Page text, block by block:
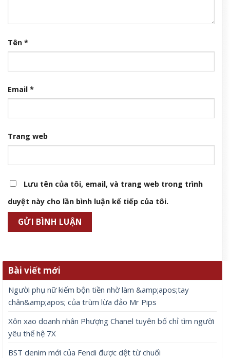
Tên *
Email *
Trang web
Lưu tên của tôi, email, và trang web trong trình
duyệt này cho lần bình luận kế tiếp của tôi.
Bài viết mới
Người phụ nữ kiếm bộn tiền nhờ làm &amp;apos;tay
chân&amp;apos; của trùm lừa đảo Mr Pips
Xôn xao doanh nhân Phượng Chanel tuyên bố chỉ tìm người
yêu thế hệ 7X
BST denim mới của Fendi được dệt từ chuối